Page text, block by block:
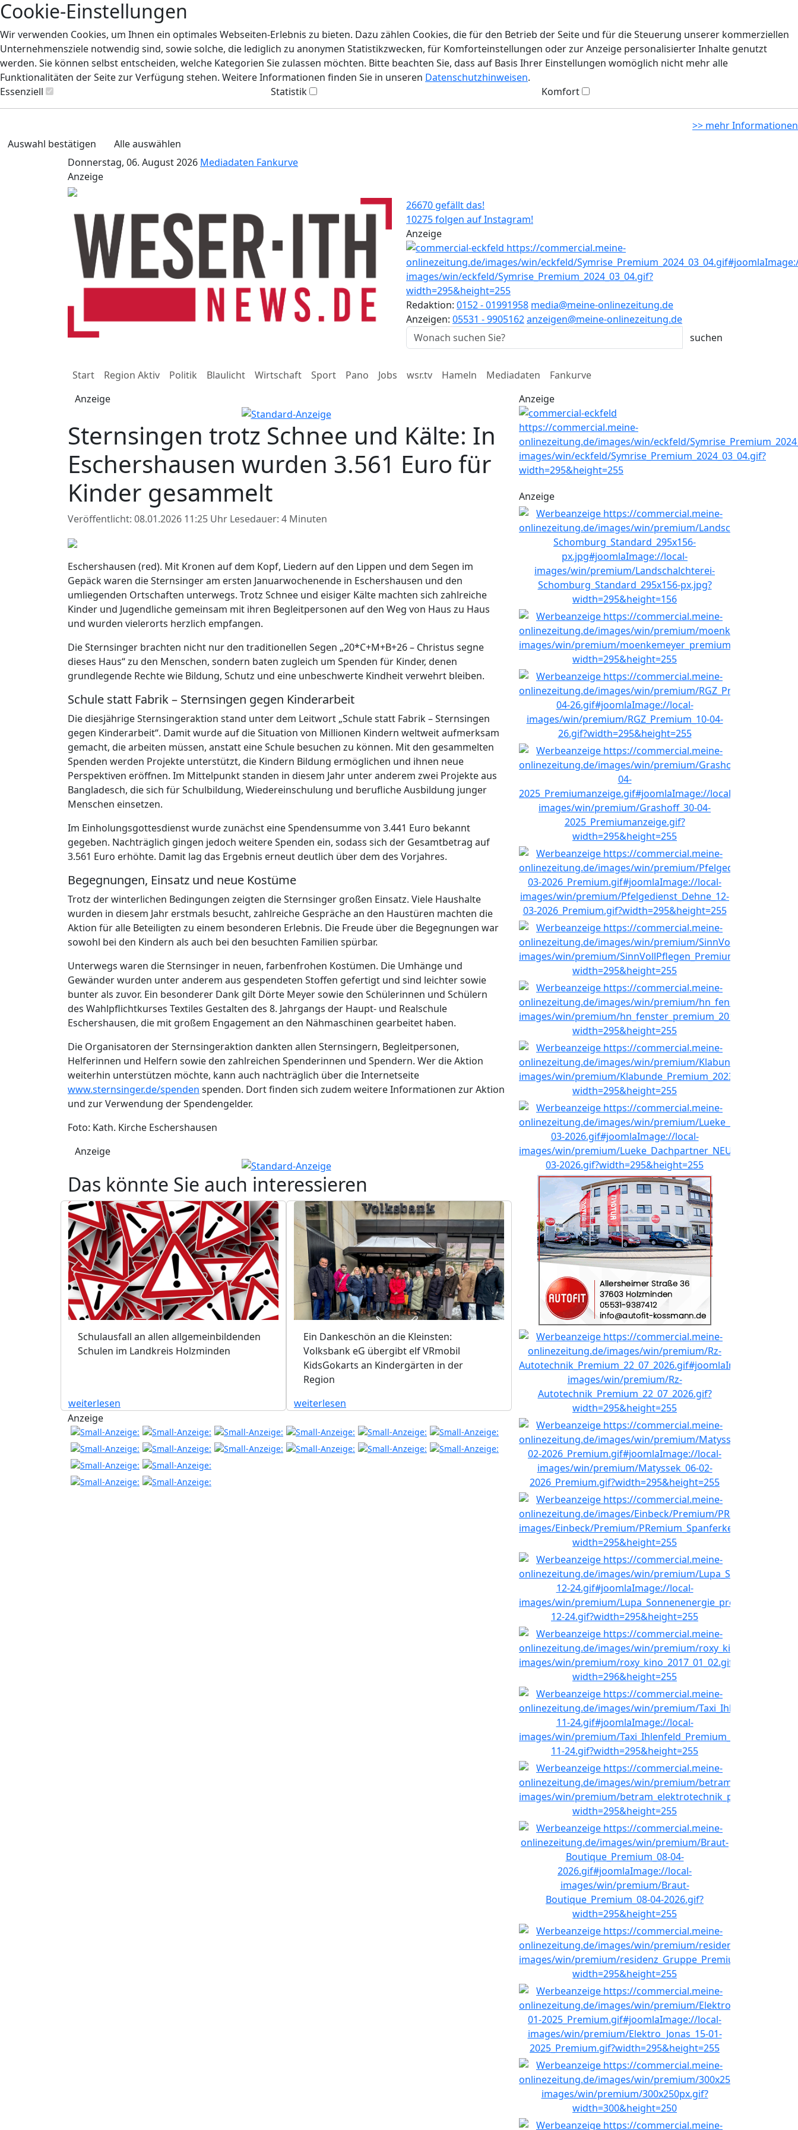
Cookie-Einstellungen
Wir verwenden Cookies, um Ihnen ein optimales Webseiten-Erlebnis zu bieten. Dazu zählen Cookies, die für den Betrieb der Seite und für die Steuerung unserer kommerziellen
Unternehmensziele notwendig sind, sowie solche, die lediglich zu anonymen Statistikzwecken, für Komforteinstellungen oder zur Anzeige personalisierter Inhalte genutzt
werden. Sie können selbst entscheiden, welche Kategorien Sie zulassen möchten. Bitte beachten Sie, dass auf Basis Ihrer Einstellungen womöglich nicht mehr alle
Funktionalitäten der Seite zur Verfügung stehen. Weitere Informationen finden Sie in unseren Datenschutzhinweisen.
Essenziell
Statistik Komfort
>> mehr Informationen
Auswahl bestätigen
Alle auswählen
Donnerstag, 06. August 2026 Mediadaten Fankurve
Anzeige
26670 gefällt das!
10275 folgen auf Instagram!
Anzeige
Redaktion: 0152 - 01991958 media@meine-onlinezeitung.de
Anzeigen: 05531 - 9905162anzeigen@meine-onlinezeitung.de
Start Region Aktiv Politik Blaulicht Wirtschaft Sport Pano Jobs wsr.tv Hameln Mediadaten
Fankurve
Anzeige
Sternsingen trotz Schnee und Kälte: In
Eschershausen wurden 3.561 Euro für
Kinder gesammelt
Veröffentlicht: 08.01.2026 11:25 Uhr Lesedauer: 4 Minuten
Eschershausen (red). Mit Kronen auf dem Kopf, Liedern auf den Lippen und dem Segen im
Gepäck waren die Sternsinger am ersten Januarwochenende in Eschershausen und den
umliegenden Ortschaften unterwegs. Trotz Schnee und eisiger Kälte machten sich zahlreiche
Kinder und Jugendliche gemeinsam mit ihren Begleitpersonen auf den Weg von Haus zu Haus
und wurden vielerorts herzlich empfangen.
Die Sternsinger brachten nicht nur den traditionellen Segen „20*C+M+B+26 – Christus segne
dieses Haus“ zu den Menschen, sondern baten zugleich um Spenden für Kinder, denen
grundlegende Rechte wie Bildung, Schutz und eine unbeschwerte Kindheit verwehrt bleiben.
Schule statt Fabrik – Sternsingen gegen Kinderarbeit
Die diesjährige Sternsingeraktion stand unter dem Leitwort „Schule statt Fabrik – Sternsingen
gegen Kinderarbeit“. Damit wurde auf die Situation von Millionen Kindern weltweit aufmerksam
gemacht, die arbeiten müssen, anstatt eine Schule besuchen zu können. Mit den gesammelten
Spenden werden Projekte unterstützt, die Kindern Bildung ermöglichen und ihnen neue
Perspektiven eröffnen. Im Mittelpunkt standen in diesem Jahr unter anderem zwei Projekte aus
Bangladesch, die sich für Schulbildung, Wiedereinschulung und berufliche Ausbildung junger
Menschen einsetzen.
Im Einholungsgottesdienst wurde zunächst eine Spendensumme von 3.441 Euro bekannt
gegeben. Nachträglich gingen jedoch weitere Spenden ein, sodass sich der Gesamtbetrag auf
3.561 Euro erhöhte. Damit lag das Ergebnis erneut deutlich über dem des Vorjahres.
Begegnungen, Einsatz und neue Kostüme
Trotz der winterlichen Bedingungen zeigten die Sternsinger großen Einsatz. Viele Haushalte
wurden in diesem Jahr erstmals besucht, zahlreiche Gespräche an den Haustüren machten die
Aktion für alle Beteiligten zu einem besonderen Erlebnis. Die Freude über die Begegnungen war
sowohl bei den Kindern als auch bei den besuchten Familien spürbar.
Unterwegs waren die Sternsinger in neuen, farbenfrohen Kostümen. Die Umhänge und
Gewänder wurden unter anderem aus gespendeten Stoffen gefertigt und sind leichter sowie
bunter als zuvor. Ein besonderer Dank gilt Dörte Meyer sowie den Schülerinnen und Schülern
des Wahlpflichtkurses Textiles Gestalten des 8. Jahrgangs der Haupt- und Realschule
Eschershausen, die mit großem Engagement an den Nähmaschinen gearbeitet haben.
Die Organisatoren der Sternsingeraktion dankten allen Sternsingern, Begleitpersonen,
Helferinnen und Helfern sowie den zahlreichen Spenderinnen und Spendern. Wer die Aktion
weiterhin unterstützen möchte, kann auch nachträglich über die Internetseite
www.sternsinger.de/spenden spenden. Dort finden sich zudem weitere Informationen zur Aktion
und zur Verwendung der Spendengelder.
Foto: Kath. Kirche Eschershausen
Anzeige
Das könnte Sie auch interessieren
Schulausfall an allen allgemeinbildenden
Schulen im Landkreis Holzminden
weiterlesen
Ein Dankeschön an die Kleinsten:
Volksbank eG übergibt elf VRmobil
KidsGokarts an Kindergärten in der
Region
weiterlesen
Anzeige
Anzeige
Anzeige